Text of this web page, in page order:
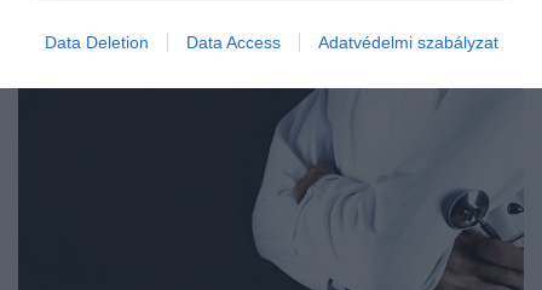
Data Deletion Data Access Adatvédelmi szabályzat